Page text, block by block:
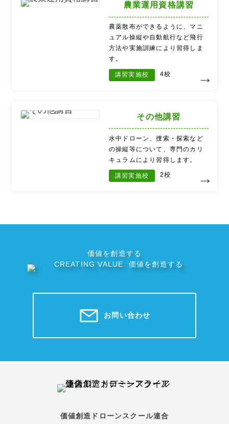
農業運用資格講習
農薬散布ができるように、マニ
ュアル操縦や自動航行など飛行
方法や実施訓練により習得しま
す。
講習実施校 4校
その他講習
水中ドローン、捜索・探索など
の操縦等について、専門のカリ
キュラムにより習得します。
講習実施校 2校
価値を創造する
お問い合わせ
価値創造ドローンスクール連合